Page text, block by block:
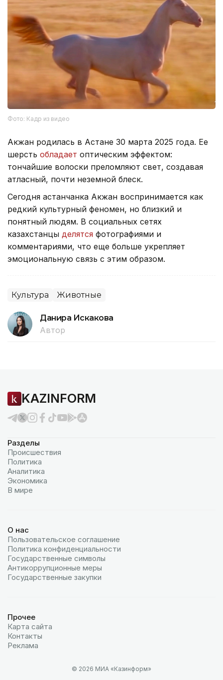
Фото: Кадр из видео
Акжан родилась в Астане 30 марта 2025 года. Ее
шерсть обладает оптическим эффектом:
тончайшие волоски преломляют свет, создавая
атласный, почти неземной блеск.
Сегодня астанчанка Акжан воспринимается как
редкий культурный феномен, но близкий и
понятный людям. В социальных сетях
казахстанцы делятся фотографиями и
комментариями, что еще больше укрепляет
эмоциональную связь с этим образом.
Культура Животные
Данира Искакова
Автор
KAZINFORM
Разделы
Происшествия
Политика
Аналитика
Экономика
В мире
О нас
Пользовательское соглашение
Политика конфиденциальности
Государственные символы
Антикоррупционные меры
Государственные закупки
Прочее
Карта сайта
Контакты
Реклама
© 2026 МИА «Казинформ»